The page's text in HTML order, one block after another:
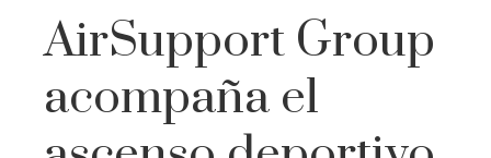
AirSupport Group
acompaña el